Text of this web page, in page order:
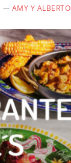
AMY Y ALBERTO